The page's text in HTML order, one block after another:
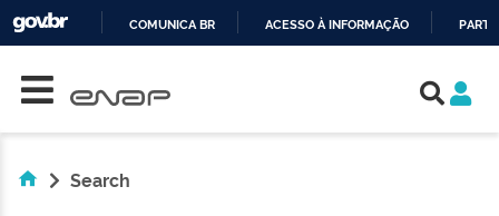
COMUNICA BR ACESSO À INFORMAÇÃO
Search